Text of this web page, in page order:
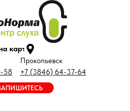
карте
Прокопьевск
+7 (3846) 64-37-64
58